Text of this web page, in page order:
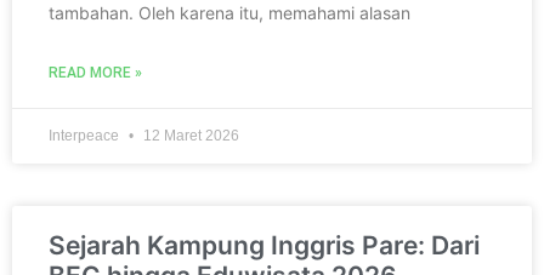
tambahan. Oleh karena itu, memahami alasan
READ MORE »
Interpeace 12 Maret 2026
Sejarah Kampung Inggris Pare: Dari